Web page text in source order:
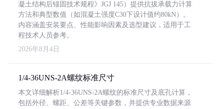
凝土结构后锚固技术规程》JGJ 145）提供抗拔承载力计算
方法和典型数值（如混凝土强度C30下设计值约80kN）。
内容涵盖安装要点、性能影响因素及选型建议，适用于工
程技术人员参考。
2026年8月4日
1/4-36UNS-2A螺纹标准尺寸
本文详细解析1/4-36UNS-2A螺纹的标准尺寸及底孔计算，
包括外径、螺距、公差等关键参数，并提供专业数据来源